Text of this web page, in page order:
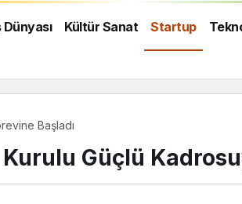
Dünyası Kültür Sanat Startup
Başladı
Güçlü